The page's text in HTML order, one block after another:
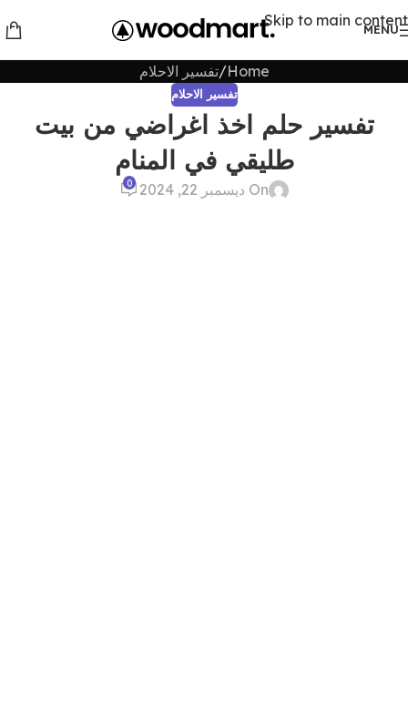
Skip to main content
MENU
Home تفسير الاحلام
تفسير الاحلام
تفسير حلم اخذ اغراضي من بيت
طليقي في المنام
On ديسمبر 22, 2024 0